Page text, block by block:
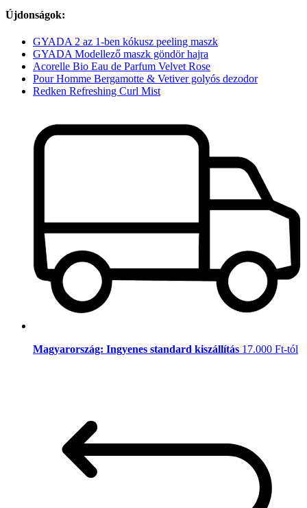
Újdonságok:
GYADA 2 az 1-ben kókusz peeling maszk
GYADA Modellező maszk göndör hajra
Acorelle Bio Eau de Parfum Velvet Rose
Pour Homme Bergamotte & Vetiver golyós dezodor
Redken Refreshing Curl Mist
Magyarország: Ingyenes standard kiszállítás 17.000 Ft-tól